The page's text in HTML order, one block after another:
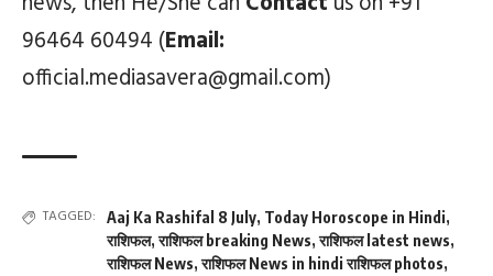
96464 60494 (Email:
official.mediasavera@gmail.com)
TAGGED: Aaj Ka Rashifal 8 July, Today Horoscope in Hindi,
राशिफल,राशिफल breaking News,राशिफल latest news,
राशिफल News,राशिफल News in hindi राशिफल photos,